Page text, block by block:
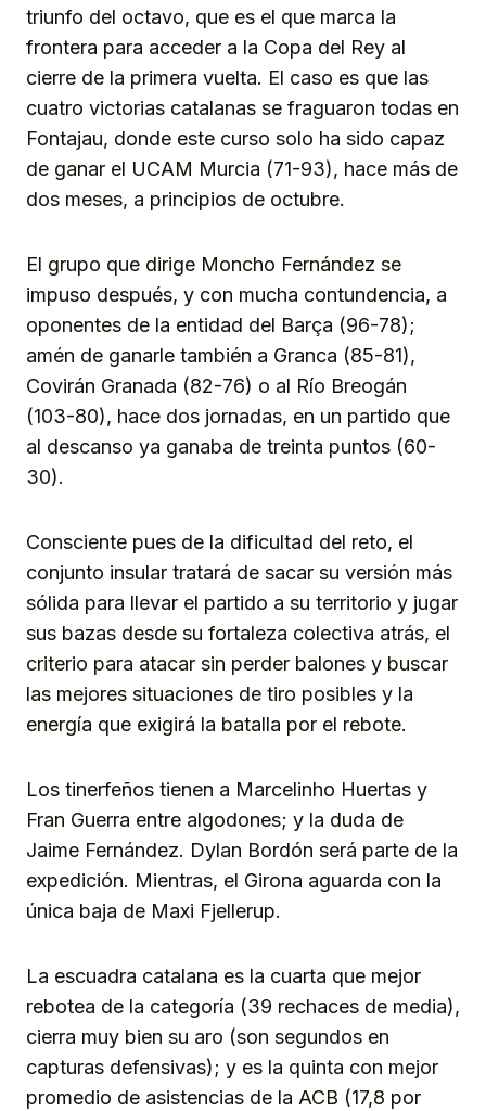
triunfo del octavo, que es el que marca la
frontera para acceder a la Copa del Rey al
cierre de la primera vuelta. El caso es que las
cuatro victorias catalanas se fraguaron todas en
Fontajau, donde este curso solo ha sido capaz
de ganar el UCAM Murcia (71-93), hace más de
dos meses, a principios de octubre.
El grupo que dirige Moncho Fernández se
impuso después, y con mucha contundencia, a
oponentes de la entidad del Barça (96-78);
amén de ganarle también a Granca (85-81),
Covirán Granada (82-76) o al Río Breogán
(103-80), hace dos jornadas, en un partido que
al descanso ya ganaba de treinta puntos (60-
30).
Consciente pues de la dificultad del reto, el
conjunto insular tratará de sacar su versión más
sólida para llevar el partido a su territorio y jugar
sus bazas desde su fortaleza colectiva atrás, el
criterio para atacar sin perder balones y buscar
las mejores situaciones de tiro posibles y la
energía que exigirá la batalla por el rebote.
Los tinerfeños tienen a Marcelinho Huertas y
Fran Guerra entre algodones; y la duda de
Jaime Fernández. Dylan Bordón será parte de la
expedición. Mientras, el Girona aguarda con la
única baja de Maxi Fjellerup.
La escuadra catalana es la cuarta que mejor
rebotea de la categoría (39 rechaces de media),
cierra muy bien su aro (son segundos en
capturas defensivas); y es la quinta con mejor
promedio de asistencias de la ACB (17,8 por